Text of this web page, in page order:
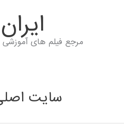
مرجع فیلم های
سایت